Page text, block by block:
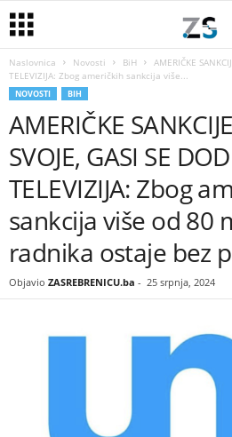
Naslovnica Novosti BiH
AMERIČKE
TELEVIZIJA: Zbog američkih sankcija više...
NOVOSTI BIH
AMERIČKE
SVOJE, GASI SE
TELEVIZIJA: Zbog
sankcija više od 80
radnika ostaje bez
Objavio ZASREBRENICU.ba - 25 srpnja, 2024